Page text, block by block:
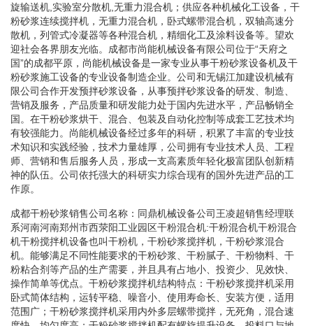
旋输送机,实验室分散机,无重力混合机；供应各种机械化工设备，干
粉砂浆连续搅拌机，无重力混合机，卧式螺带混合机，双轴高速分
散机，列管式冷凝器等各种混合机，精细化工及涂料设备等。望欢
迎社会各界朋友光临。成都市尚能机械设备有限公司位于“天府之
国”的成都平原，尚能机械设备是一家专业从事干粉砂浆设备机及干
粉砂浆施工设备的专业设备制造企业。公司和无锡江加建设机械有
限公司合作开发预拌砂浆设备，从事预拌砂浆设备的研发、制造、
营销及服务，产品质量和研发能力处于国内先进水平，产品畅销全
国。在干粉砂浆烘干、混合、包装及自动化控制等成套工艺技术均
有较强能力。尚能机械设备经过多年的科研，积累了丰富的专业技
术知识和实践经验，技术力量雄厚，公司拥有专业技术人员、工程
师、营销和售后服务人员，形成一支高素质年轻化极富团队创新精
神的队伍。公司依托强大的科研实力综合现有的国外先进产品的工
作原。
成都干粉砂浆销售公司名称：同鼎机械设备公司王凌超销售经理联
系河南河南郑州市西荥阳工业园区干粉混合机:干粉混合机干粉混合
机干粉搅拌机设备也叫干粉机，干粉砂浆搅拌机，干粉砂浆混合
机。能够满足不同性能要求的干粉砂浆、干粉腻子、干粉物料、干
粉粘合剂等产品的生产需要，并且具有占地小、投资少、见效快、
操作简单等优点。干粉砂浆搅拌机结构特点：干粉砂浆搅拌机采用
卧式简体结构，运转平稳、噪音小、使用寿命长、安装方便，适用
范围广；干粉砂浆搅拌机采用内外多层螺带搅拌，无死角，混合速